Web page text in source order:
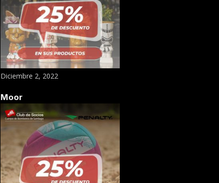
Diciembre 2, 2022
Moor